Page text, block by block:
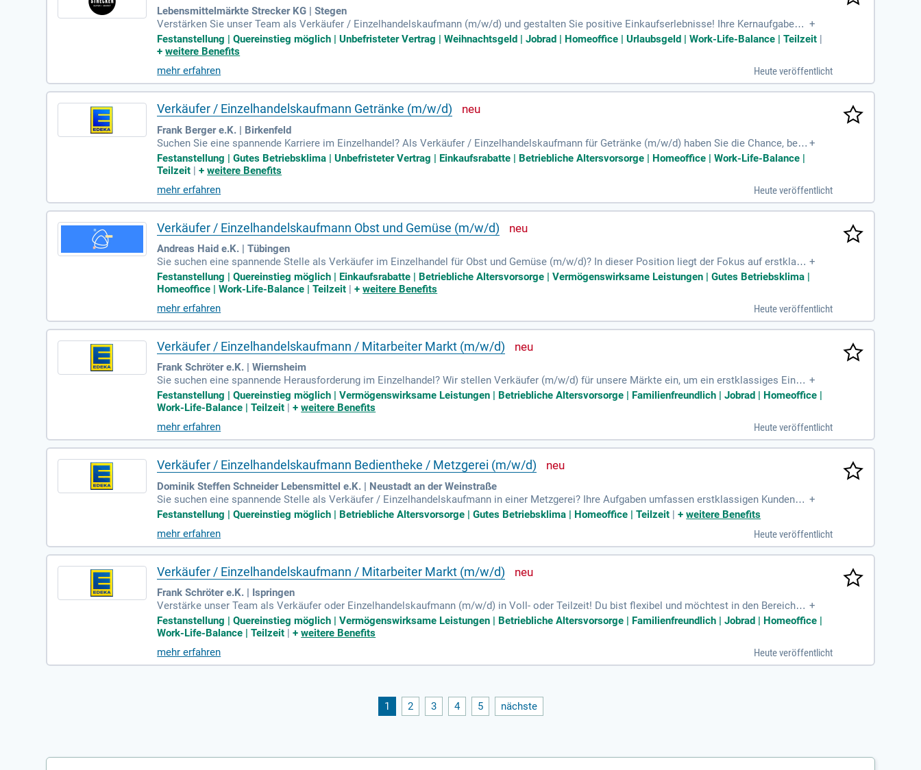
Lebensmittelmärkte Strecker KG | Stegen
Verstärken Sie unser Team als Verkäufer / Einzelhandelskaufmann (m/w/d) und gestalten Sie positive Einkaufserlebnisse! Ihre Kernaufgaben u
mfassen die professionelle Kundenberatung, Verkaufsförderung durch ansprechende Warenpräsenz sowie die sorgfältige Sortimentspflege. Ide
ale Bewerber bringen eine abgeschlossene Ausbildung im Einzelhandel mit, Quereinsteiger sind herzlich willkommen. Ihre Begeisterung für den
einem dynamischen Umfeld. Bewerben Sie sich jetzt und starten Sie Ihre Karriere im Einzelhandel!
+
Festanstellung | Quereinstieg möglich | Unbefristeter Vertrag | Weihnachtsgeld | Jobrad | Homeoffice | Urlaubsgeld | Work-Life-Balance | Teilzeit
+weitere Benefits
mehr erfahren
Heute veröffentlicht
Verkäufer / Einzelhandelskaufmann Getränke (m/w/d)
Frank Berger e.K. | Birkenfeld
Suchen Sie eine spannende Karriere im Einzelhandel? Als Verkäufer / Einzelhandelskaufmann für Getränke (m/w/d) haben Sie die Chance, bei u
ns eine Führungsposition zu übernehmen! Verantwortlich für die ansprechende Warenpräsentation und Verkaufserfolge, sind Sie ein wesentlich
er Bestandteil unseres Teams. Ihre strukturierte Arbeitsweise gewährleistet die optimale Warenverräumung und -verfügbarkeit. Zudem steuern
Einzelhandel und entsprechender Berufserfahrung im Getränke- oder Weinfachhandel bringen Sie die besten Voraussetzungen mit!
+
Festanstellung | Gutes Betriebsklima | Unbefristeter Vertrag | Einkaufsrabatte | Betriebliche Altersvorsorge | Homeoffice | Work-Life-Balance |
Teilzeit |+weitere Benefits
mehr erfahren
Heute veröffentlicht
Verkäufer / Einzelhandelskaufmann Obst und Gemüse (m/w/d)
Andreas Haid e.K. | Tübingen
Sie suchen eine spannende Stelle als Verkäufer im Einzelhandel für Obst und Gemüse (m/w/d)? In dieser Position liegt der Fokus auf erstklass
igem Kundenservice und der aktiven Förderung der Kundenzufriedenheit. Sie gestalten die Obst- und Gemüseabteilung ansprechend und sorgen
für eine ansprechende Wareninszenierung. Tägliche Frischekontrollen gewährleisten die Qualität unserer Produkte, während Sie die Bestände k
auch Quereinsteiger sind herzlich willkommen. Verstärken Sie unser Team und tragen Sie zur Freude der Kunden bei!
+
Festanstellung | Quereinstieg möglich | Einkaufsrabatte | Betriebliche Altersvorsorge | Vermögenswirksame Leistungen | Gutes Betriebsklima |
Homeoffice | Work-Life-Balance | Teilzeit |+weitere Benefits
mehr erfahren
Heute veröffentlicht
Verkäufer / Einzelhandelskaufmann / Mitarbeiter Markt (m/w/d)
Frank Schröter e.K. | Wiernsheim
Sie suchen eine spannende Herausforderung im Einzelhandel? Wir stellen Verkäufer (m/w/d) für unsere Märkte ein, um ein erstklassiges Einka
ufserlebnis zu bieten. Ihre Aufgaben umfassen die Kundenberatung, Warenpräsentation und die Bedienung modernster Scannerkassen. Idealer
weise haben Sie eine Ausbildung im Einzelhandel oder verwandten Bereichen abgeschlossen, Erfahrung ist jedoch nicht zwingend erforderlich.
riere in einem dynamischen Team!
+
Festanstellung | Quereinstieg möglich | Vermögenswirksame Leistungen | Betriebliche Altersvorsorge | Familienfreundlich | Jobrad | Homeoffice |
Work-Life-Balance | Teilzeit |+weitere Benefits
mehr erfahren
Heute veröffentlicht
Verkäufer / Einzelhandelskaufmann Bedientheke / Metzgerei (m/w/d)
Dominik Steffen Schneider Lebensmittel e.K. | Neustadt an der Weinstraße
Sie suchen eine spannende Stelle als Verkäufer / Einzelhandelskaufmann in einer Metzgerei? Ihre Aufgaben umfassen erstklassigen Kundense
rvice durch fachkundige Beratung, um die Kaufbereitschaft zu steigern. Außerdem tragen Sie Verantwortung für die Qualität und Frische der Pro
dukte, indem Sie jede Warenlieferung sorgfältig prüfen. Die ansprechende Gestaltung der Bedientheke sowie die Präsentation unserer vielfältig
en Waren liegt ebenfalls in Ihrer Hand. Hygiene hat höchste Priorität, weshalb das Einhalten von Hygienevorschriften zu Ihrem Alltag gehört. W
enn Sie über eine relevante Ausbildung oder Leidenschaft für Lebensmittel verfügen, freuen wir uns auf Ihre Bewerbung!
+
Festanstellung | Quereinstieg möglich | Betriebliche Altersvorsorge | Gutes Betriebsklima | Homeoffice | Teilzeit |+weitere Benefits
mehr erfahren
Heute veröffentlicht
Verkäufer / Einzelhandelskaufmann / Mitarbeiter Markt (m/w/d)
Frank Schröter e.K. | Ispringen
Verstärke unser Team als Verkäufer oder Einzelhandelskaufmann (m/w/d) in Voll- oder Teilzeit! Du bist flexibel und möchtest in den Bereichen
Getränke, Kasse und Kundenservice arbeiten? Mit deiner kompetenten Beratung sorgst du für ein hervorragendes Einkaufserlebnis. Du kümmer
st dich um die Waren- und Sortimentspflege, präsentierst Produkte ansprechend und bedienst moderne Scannerkassen. Idealerweise bringst du
en erfolgreichen Start zu gestalten.
+
Festanstellung | Quereinstieg möglich | Vermögenswirksame Leistungen | Betriebliche Altersvorsorge | Familienfreundlich | Jobrad | Homeoffice |
Work-Life-Balance | Teilzeit |+weitere Benefits
mehr erfahren
Heute veröffentlicht
1 2 3 4 5 nächste